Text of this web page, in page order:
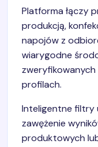
Platforma łączy
produkcją,
napojów z
wiarygodne
profilach.
Inteligentne filtry
zawężenie
produktowych